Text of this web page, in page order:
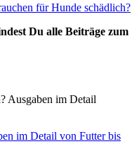
für Hun­de schäd­lich?
Du alle Beiträge zum
im Detail von Fut­ter bis